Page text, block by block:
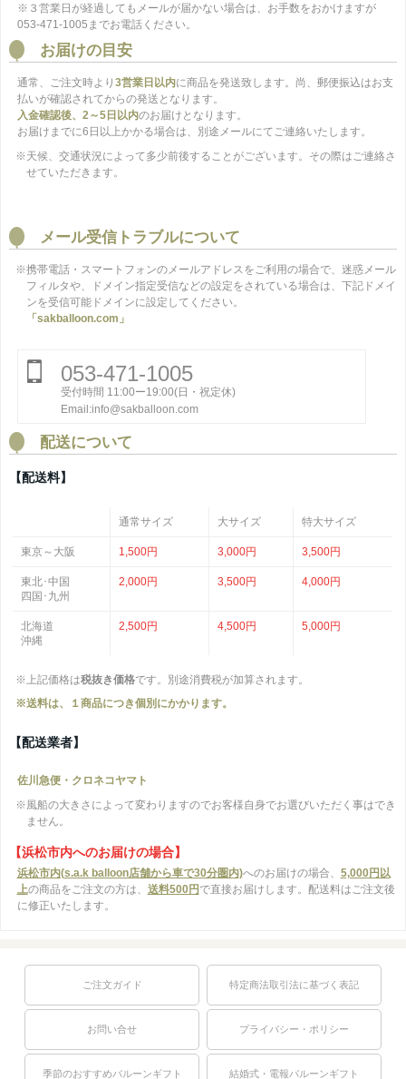
※３営業日が経過してもメールが届かない場合は、お手数をおかけますが
053-471-1005までお電話ください。
お届けの目安
通常、ご注文時より 3営業日以内に商品を発送致します。尚、郵便振込はお支
払いが確認されてからの発送となります。
入金確認後、2～5日以内のお届けとなります。
お届けまでに6日以上かかる場合は、別途メールにてご連絡いたします。
※天候、交通状況によって多少前後することがございます。その際はご連絡さ
せていただきます。
メール受信トラブルについて
※携帯電話・スマートフォンのメールアドレスをご利用の場合で、迷惑メール
フィルタや、ドメイン指定受信などの設定をされている場合は、下記ドメイ
ンを受信可能ドメインに設定してください。
「sakballoon.com」
053-471-1005
受付時間 11:00ー19:00(日・祝定休)
Email:info@sakballoon.com
配送について
【配送料】
通常サイズ 大サイズ 特大サイズ
東京～大阪 1,500円 3,000円 3,500円
東北･中国
四国･九州
2,000円 3,500円 4,000円
北海道
沖縄
2,500円 4,500円 5,000円
※上記価格は税抜き価格です。別途消費税が加算されます。
※送料は、１商品につき個別にかかります。
【配送業者】
佐川急便・クロネコヤマト
※風船の大きさによって変わりますのでお客様自身でお選びいただく事はでき
ません。
【浜松市内へのお届けの場合】
浜松市内(s.a.k balloon店舗から車で30分圏内)へのお届けの場合、 5,000円以
上の商品をご注文の方は、 送料500円 で直接お届けします。配送料はご注文後
に修正いたします。
ご注文ガイド 特定商法取引法に基づく表記
お問い合せ プライバシー・ポリシー
季節のおすすめバルーンギフト 結婚式・電報バルーンギフト